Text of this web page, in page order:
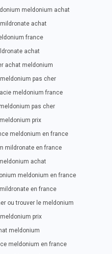
meldonium achat
achat
france
achat
achat meldonium
pas cher
meldonium france
pas cher
prix
meldonium en france
mildronate en france
achat
meldonium en france
en france
ou trouver le meldonium
prix
meldonium
meldonium en france